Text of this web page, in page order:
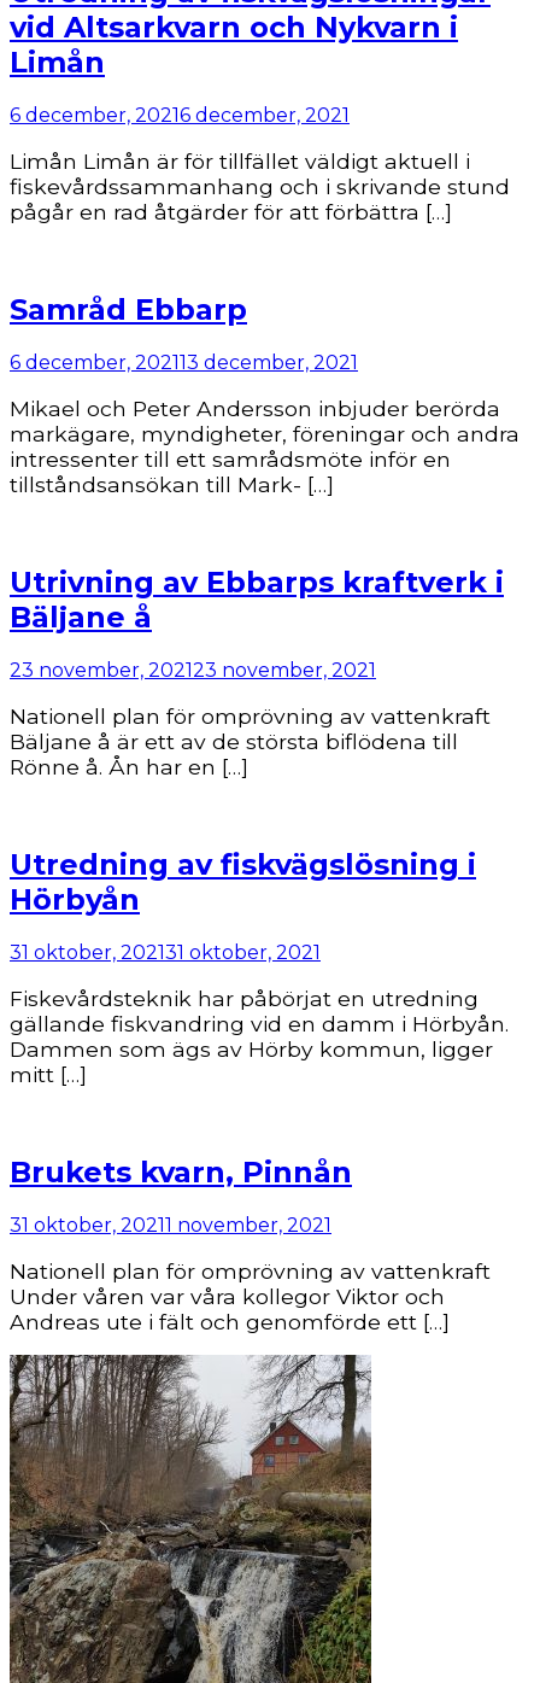
vid Altsarkvarn och Nykvarn i
Limån
6 december, 20216 december, 2021
Limån Limån är för tillfället väldigt aktuell i
fiskevårdssammanhang och i skrivande stund
pågår en rad åtgärder för att förbättra […]
Samråd Ebbarp
6 december, 202113 december, 2021
Mikael och Peter Andersson inbjuder berörda
markägare, myndigheter, föreningar och andra
intressenter till ett samrådsmöte inför en
tillståndsansökan till Mark- […]
Utrivning av Ebbarps kraftverk i
Bäljane å
23 november, 202123 november, 2021
Nationell plan för omprövning av vattenkraft
Bäljane å är ett av de största biflödena till
Rönne å. Ån har en […]
Utredning av fiskvägslösning i
Hörbyån
31 oktober, 202131 oktober, 2021
Fiskevårdsteknik har påbörjat en utredning
gällande fiskvandring vid en damm i Hörbyån.
Dammen som ägs av Hörby kommun, ligger
mitt […]
Brukets kvarn, Pinnån
31 oktober, 20211 november, 2021
Nationell plan för omprövning av vattenkraft
Under våren var våra kollegor Viktor och
Andreas ute i fält och genomförde ett […]